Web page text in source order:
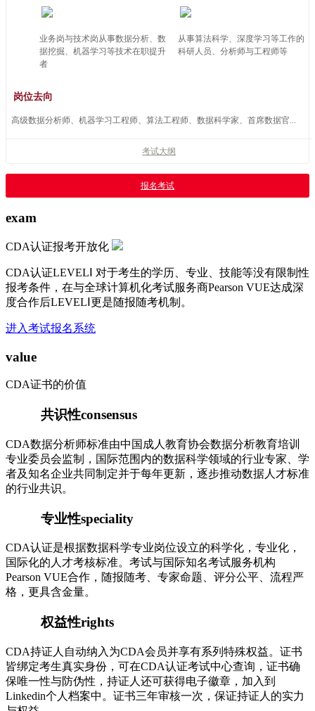
业务岗与技术岗从事数据分析、数
据挖掘、机器学习等技术在职提升
者
从事算法科学、深度学习等工作的
科研人员、分析师与工程师等
岗位去向
高级数据分析师、机器学习工程师、算法工程师、数据科学家、首席数据官...
考试大纲
报名考试
exam
CDA认证报考开放化
CDA认证LEVELⅠ 对于考生的学历、专业、技能等没有限制性
报考条件，在与全球计算机化考试服务商Pearson VUE达成深
度合作后LEVELⅠ更是随报随考机制。
进入考试报名系统
value
CDA证书的价值
共识性consensus
CDA数据分析师标准由中国成人教育协会数据分析教育培训
专业委员会监制，国际范围内的数据科学领域的行业专家、学
者及知名企业共同制定并于每年更新，逐步推动数据人才标准
的行业共识。
专业性speciality
CDA认证是根据数据科学专业岗位设立的科学化，专业化，
国际化的人才考核标准。考试与国际知名考试服务机构
Pearson VUE合作，随报随考、专家命题、评分公平、流程严
格，更具含金量。
权益性rights
CDA持证人自动纳入为CDA会员并享有系列特殊权益。证书
皆绑定考生真实身份，可在CDA认证考试中心查询，证书确
保唯一性与防伪性，持证人还可获得电子徽章，加入到
Linkedin个人档案中。证书三年审核一次，保证持证人的实力